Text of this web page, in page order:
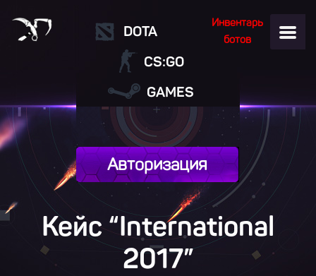
Инвентарь
ботов
DOTA
CS:GO
GAMES
Авторизация
Кейс “International
2017”